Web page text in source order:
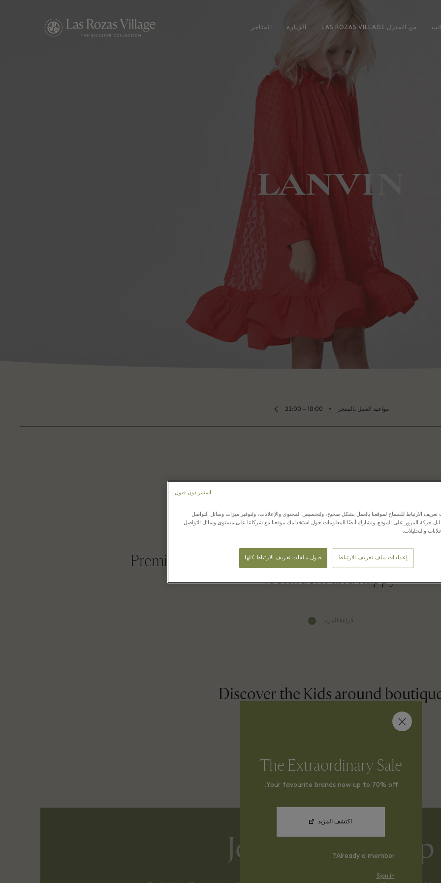
المتاجر الزيارة LAS ROZAS VILLAGE من المنزل
مواعيد العمل بالمتجر ⬩
10:00 – 22:00
Lanvin - Kids around - Las Rozas
Premium materials and designs. Lanvin children
confident and happy.
قراءة المزيد
Discover the Kids around
Join membership
The Extraordinary Sale
Your favourite brands now up to 70% off.
اكتشف المزيد
Already a member?
Sign in
الارتباط للسماح لموقعنا بالعمل بشكل صحيح، ولتخصيص المحتوى والإعلانات، ولتوفير ميزات وسائل التواصل
حركة المرور على الموقع. ونشارك أيضًا المعلومات حول استخدامك موقعنا مع شركائنا على مستوى وسائل التواصل
والتحليلات.
إعدادات ملف تعريف الارتباط قبول ملفات تعريف الارتباط كلها
استمر دون قبول